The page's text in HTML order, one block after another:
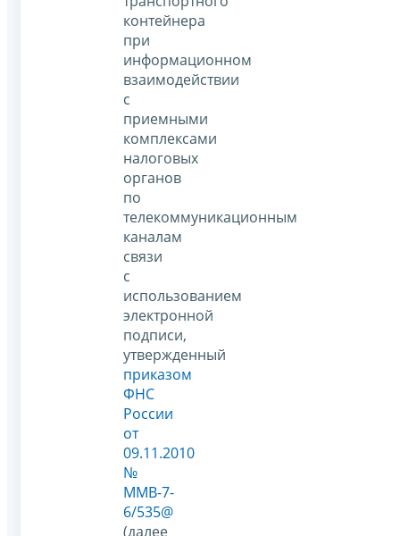
контейнера
при
информационном
взаимодействии
с
приемными
комплексами
налоговых
органов
по
телекоммуникационным
каналам
связи
с
использованием
электронной
подписи,
утвержденный
приказом
ФНС
России
от
09.11.2010
№
ММВ-7-
6/535@
(далее